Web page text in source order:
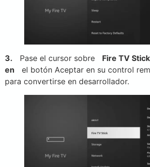
3. Pase el cursor sobre Fire TV
en el botón Aceptar en su control
para convertirse en desarrollador.